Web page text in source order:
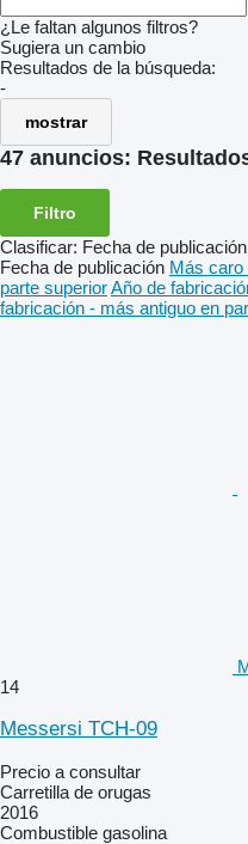
¿Le faltan algunos filtros?
Sugiera un cambio
Resultados de la búsqueda:
-
mostrar
47 anuncios:
Filtro
Clasificar: Fecha de publicación
Fecha de publicación Más caro
parte superiorAño de
fabricación - más antiguo en
14
Messersi TCH-09
Precio a consultar
Carretilla de orugas
2016
Combustible gasolina